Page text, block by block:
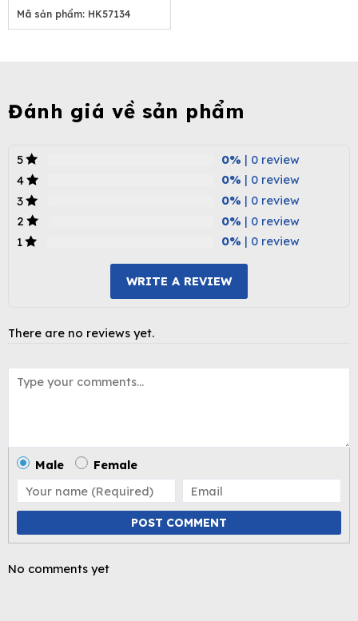
Mã sản phẩm: HK57134
Đánh giá về sản phẩm
5 0% | 0 review
4
0% | 0 review
3
0% | 0 review
2
0% | 0 review
1
0% | 0 review
WRITE A REVIEW
There are no reviews yet.
Male Female
POST COMMENT
No comments yet